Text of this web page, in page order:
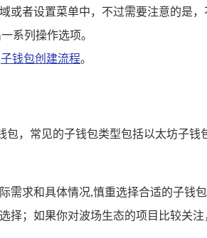
或者设置菜单中，不过需要注意的是，
系列操作选项。
子钱包创建流程。
，常见的子钱包类型包括以太坊子
求和具体情况,慎重选择合适的子钱包
；如果你对波场生态的项目比较关